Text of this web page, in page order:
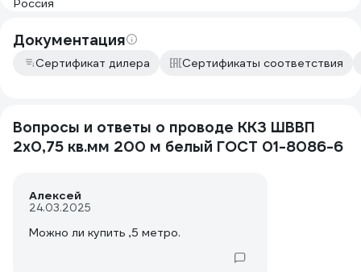
Документация
Сертификат дилера Сертификаты соответствия
Вопросы и ответы о проводе ККЗ ШВВП
2х0,75 кв.мм 200 м белый ГОСТ 01-8086-6
Алексей
24.03.2025
Можно ли купить ,5 метро.